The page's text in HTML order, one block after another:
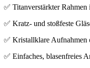
✅ Titanverstärkter
✅ Kratz- und stoßfeste
✅ Kristallklare Aufnahmen
✅ Einfaches, blasenfreies